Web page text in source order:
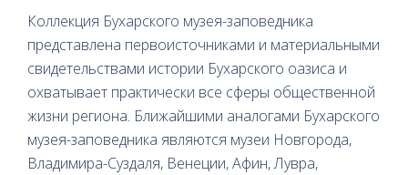
Коллекция Бухарского музея-заповедника
представлена первоисточниками и материальными
свидетельствами истории Бухарского оазиса и
охватывает практически все сферы общественной
жизни региона. Ближайшими аналогами Бухарского
музея-заповедника являются музеи Новгорода,
Владимира-Суздаля, Венеции, Афин, Лувра,